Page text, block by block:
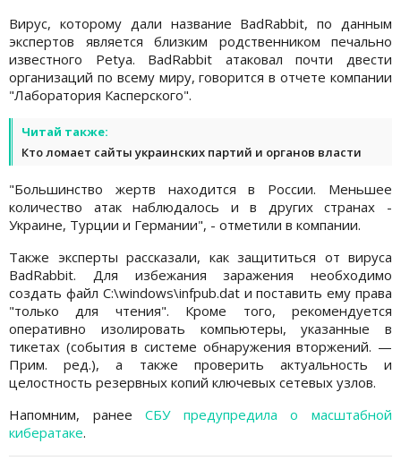
Вирус, которому дали название BadRabbit, по данным
экспертов является близким родственником печально
известного Petya. BadRabbit атаковал почти двести
организаций по всему миру, говорится в отчете компании
"Лаборатория Касперского".
Читай также:
Кто ломает сайты украинских партий и органов власти
"Большинство жертв находится в России. Меньшее
количество атак наблюдалось и в других странах -
Украине, Турции и Германии", - отметили в компании.
Также эксперты рассказали, как защититься от вируса
BadRabbit. Для избежания заражения необходимо
создать файл C:\windows\infpub.dat и поставить ему права
"только для чтения". Кроме того, рекомендуется
оперативно изолировать компьютеры, указанные в
тикетах (события в системе обнаружения вторжений. —
Прим. ред.), а также проверить актуальность и
целостность резервных копий ключевых сетевых узлов.
Напомним, ранееСБУ предупредила о масштабной
кибератаке.